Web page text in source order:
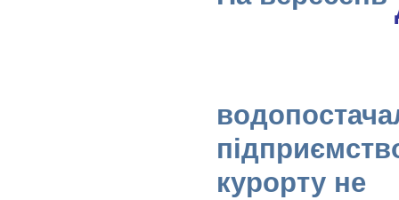
курорту не